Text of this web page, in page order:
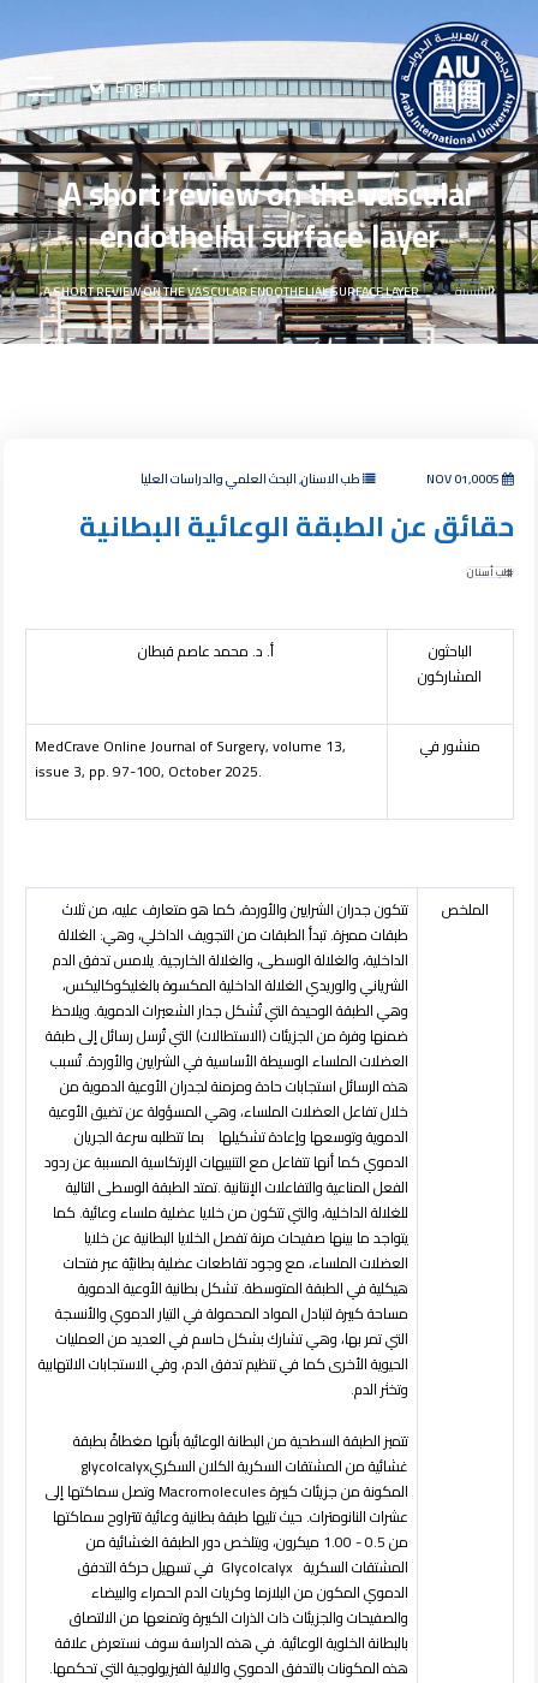
English
A short review on the vascular
endothelial surface layer
الرئيسية A SHORT REVIEW ON THE VASCULAR ENDOTHELIAL SURFACE LAYER
طب الاسنان, البحث العلمي والدراسات العليا
حقائق عن الطبقة الوعائية البطانية
طب أسنان
الباحثون
المشاركون
أ. د. محمد عاصم قبطان
منشور في MedCrave Online Journal of Surgery, volume 13,
issue 3, pp. 97-100, October 2025.
الملخص
تتكون جدران الشرايين والأوردة، كما هو متعارف عليه، من ثلاث
طبقات مميزة. تبدأ الطبقات من التجويف الداخلي، وهي: الغلالة
الداخلية، والغلالة الوسطى، والغلالة الخارجية. يلامس تدفق الدم
الشرياني والوريدي الغلالة الداخلية المكسوة بالغليكوكاليكس،
وهي الطبقة الوحيدة التي تُشكل جدار الشعيرات الدموية. ويلاحظ
ضمنها وفرة من الجزيئات (الاستطالات) التي تُرسل رسائل إلى طبقة
العضلات الملساء الوسيطة الأساسية في الشرايين والأوردة. تُسبب
هذه الرسائل استجابات حادة ومزمنة لجدران الأوعية الدموية من
خلال تفاعل العضلات الملساء، وهي المسؤولة عن تضيق الأوعية
الدموية وتوسعها وإعادة تشكيلها بما تتطلبه سرعة الجريان
الدموي كما أنها تتفاعل مع التنبيهات الإرتكاسية المسببة عن ردود
الفعل المناعية والتفاعلات الإنتانية.تمتد الطبقة الوسطى التالية
للغلالة الداخلية، والتي تتكون من خلايا عضلية ملساء وعائية. كما
يتواجد ما بينها صفيحات مرنة تفصل الخلايا البطانية عن خلايا
العضلات الملساء، مع وجود تقاطعات عضلية بطانيّة عبر فتحات
هيكلية في الطبقة المتوسطة. تشكل بطانية الأوعية الدموية
مساحة كبيرة لتبادل المواد المحمولة في التيار الدموي والأنسجة
التي تمر بها، وهي تشارك بشكل حاسم في العديد من العمليات
الحيوية الأخرى كما في تنظيم تدفق الدم، وفي الاستجابات الالتهابية
وتخثر الدم.
تتميزالطبقة السطحية من البطانة الوعائية بأنها مغطاةً بطبقة
غشائية من المشتقات السكريةالكلان السكريglycolcalyx
المكونة من جزيئات كبيرةMacromolecules وتصل سماكتها إلى
عشرات النانومترات. حيث تليها طبقة بطانية وعائيةتتتراوح سماكتها
من 0.5 - 1.00 ميكرون، ويتلخص دور الطبقة الغشائية من
المشتقات السكرية Glycolcalyx في تسهيل حركة التدفق
الدموي المكون من البلازما وكريات الدم الحمراء والبيضاء
والصفيحات والجزيئات ذات الذرات الكبيرة وتمنعها من الالتصاق
بالبطانة الخلوية الوعائية. في هذه الدراسة سوف نستعرض علاقة
هذه المكونات بالتدفق الدموي والالية الفيزيولوجية التي تحكمها.